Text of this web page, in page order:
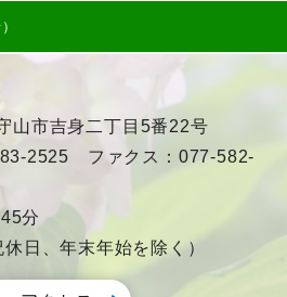
市吉身二丁目5番22号
2525 ファクス：077-582-
分
日、年末年始を除く）